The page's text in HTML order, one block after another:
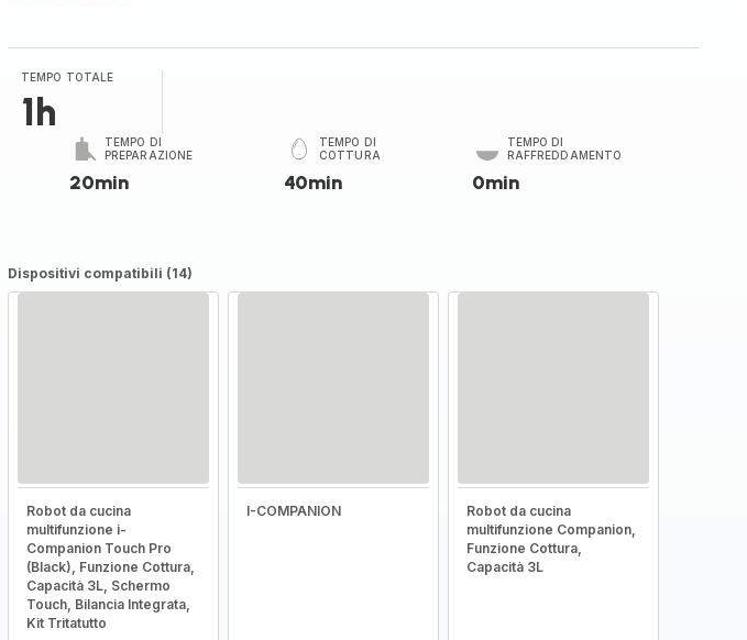
TEMPO TOTALE
1h
TEMPO DI
PREPARAZIONE
20min
TEMPO DI
COTTURA
40min
TEMPO DI
RAFFREDDAMENTO
0min
Dispositivi compatibili (14)
Robot da cucina
multifunzione i-
Companion Touch Pro
(Black), Funzione Cottura,
Capacità 3L, Schermo
Touch, Bilancia Integrata,
Kit Tritatutto
I-COMPANION
Robot da cucina
multifunzione Companion,
Funzione Cottura,
Capacità 3L